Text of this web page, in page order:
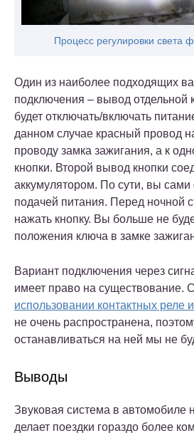
Процесс регулировки света
Один из наиболее подходящих
подключения – вывод отдельной
будет отключать/включать
данном случае красный провод
проводу замка зажигания, а к
кнопки. Второй вывод кнопки
аккумулятором. По сути, вы сами
подачей питания. Перед ночной
нажать кнопку. Вы больше не
положения ключа в замке
Вариант подключения через
имеет право на существование.
использовании контактных реле
не очень распространена,
останавливаться на ней мы не
Выводы
Звуковая система в автомобиле
делает поездки гораздо более